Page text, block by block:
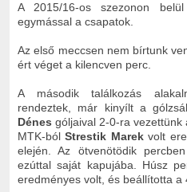
A 2015/16-os szezonon
egymással a csapatok.
Az első meccsen nem bírtunk
ért véget a kilencven perc.
A második találkozás
rendeztek, már kinyílt a
Dénes góljaival 2-0-ra vezettünk
MTK-bólStrestik Marekvolt
elején. Az ötvenötödik percben
ezúttal saját kapujába. Húsz
eredményes volt, és beállította a